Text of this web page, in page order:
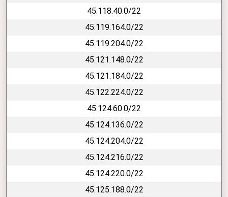
45.118.40.0/22
45.119.164.0/22
45.119.204.0/22
45.121.148.0/22
45.121.184.0/22
45.122.224.0/22
45.124.60.0/22
45.124.136.0/22
45.124.204.0/22
45.124.216.0/22
45.124.220.0/22
45.125.188.0/22